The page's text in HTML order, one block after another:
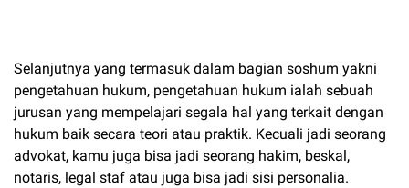
Selanjutnya yang termasuk dalam bagian soshum yakni
pengetahuan hukum, pengetahuan hukum ialah sebuah
jurusan yang mempelajari segala hal yang terkait dengan
hukum baik secara teori atau praktik. Kecuali jadi seorang
advokat, kamu juga bisa jadi seorang hakim, beskal,
notaris, legal staf atau juga bisa jadi sisi personalia.